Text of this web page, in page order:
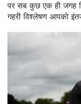
पर सब कुछ एक ही जगह
गहरी विश्लेषण आपको